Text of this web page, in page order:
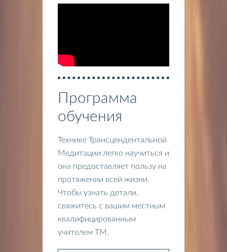
Программа
обучения
Технике Трансцендентальной
Медитации легко научиться и
она предоставляет пользу на
протяжении всей жизни.
Чтобы узнать детали,
свяжитесь с вашим местным
квалифицированным
учителем ТМ.